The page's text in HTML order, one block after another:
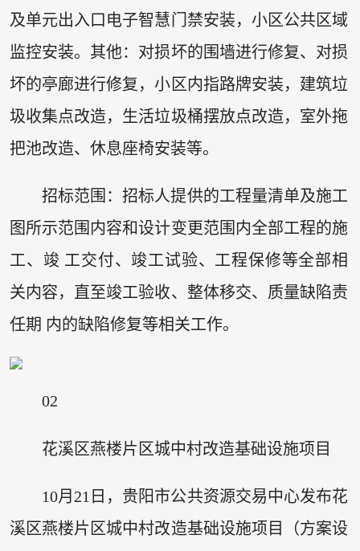
及单元出入口电子智慧门禁安装，小区公共区域
监控安装。其他：对损坏的围墙进行修复、对损
坏的亭廊进行修复，小区内指路牌安装，建筑垃
圾收集点改造，生活垃圾桶摆放点改造，室外拖
把池改造、休息座椅安装等。
招标范围：招标人提供的工程量清单及施工
图所示范围内容和设计变更范围内全部工程的施
工、竣 工交付、竣工试验、工程保修等全部相
关内容，直至竣工验收、整体移交、质量缺陷责
任期 内的缺陷修复等相关工作。
02
花溪区燕楼片区城中村改造基础设施项目
10月21日，贵阳市公共资源交易中心发布花
溪区燕楼片区城中村改造基础设施项目（方案设